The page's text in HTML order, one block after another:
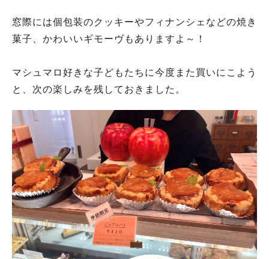
窓際には個包装のクッキーやフィナンシェなどの焼き
菓子、かわいいギモーヴもありますよ～！
マシュマロ好きな子どもたちに今度また買いにこよう
と、次の楽しみを残しておきました。